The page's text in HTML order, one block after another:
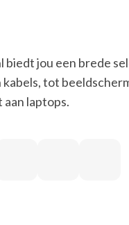
biedt jou een brede
tot
laptops.